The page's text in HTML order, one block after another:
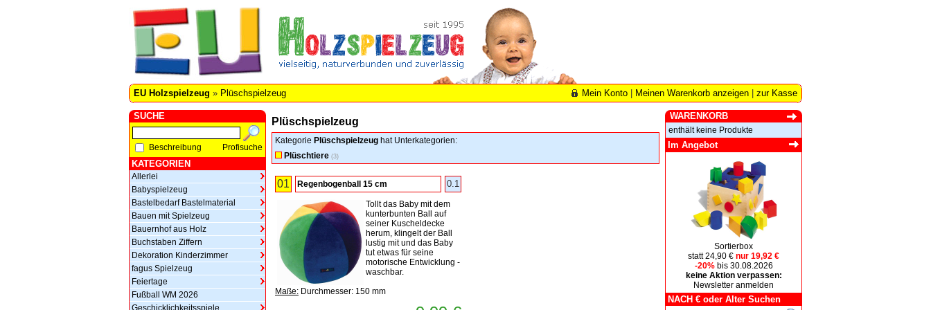
EU Holzspielzeug » Plüschspielzeug Mein Konto Meinen Warenkorb anzeigen zur Kasse
SUCHE
Beschreibung Profisuche
KATEGORIEN
Allerlei
Babyspielzeug
Bastelbedarf Bastelmaterial
Bauen mit Spielzeug
Bauernhof aus Holz
Buchstaben Ziffern
Dekoration Kinderzimmer
fagus Spielzeug
Feiertage
Fußball WM 2026
Geschicklichkeitsspiele
Plüschspielzeug
Kategorie Plüschspielzeug hat Unterkategorien:
Plüschtiere (3)
01 Regenbogenball 15 cm 0.1
Tollt das Baby mit dem
kunterbunten Ball auf
seiner Kuscheldecke
herum, klingelt der Ball
lustig mit und das Baby
tut etwas für seine
motorische Entwicklung -
waschbar.
Maße: Durchmesser: 150 mm
WARENKORB
enthält keine Produkte
Im Angebot
Sortierbox
statt 24,90 € nur 19,92 €
-20%bis 30.08.2026
keine Aktion verpassen:
Newsletter anmelden
NACH € oder Alter Suchen